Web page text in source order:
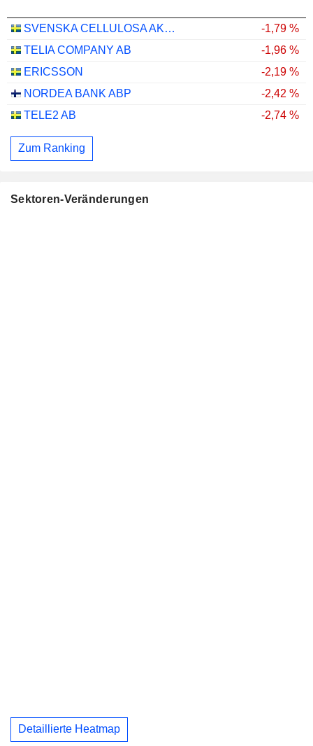
SVENSKA CELLULOSA AKTIEBOLAGET SCA
-1,79 %
TELIA COMPANY AB
-1,96 %
ERICSSON
-2,19 %
NORDEA BANK ABP
-2,42 %
TELE2 AB
-2,74 %
Zum Ranking
Sektoren-Veränderungen
Detaillierte Heatmap